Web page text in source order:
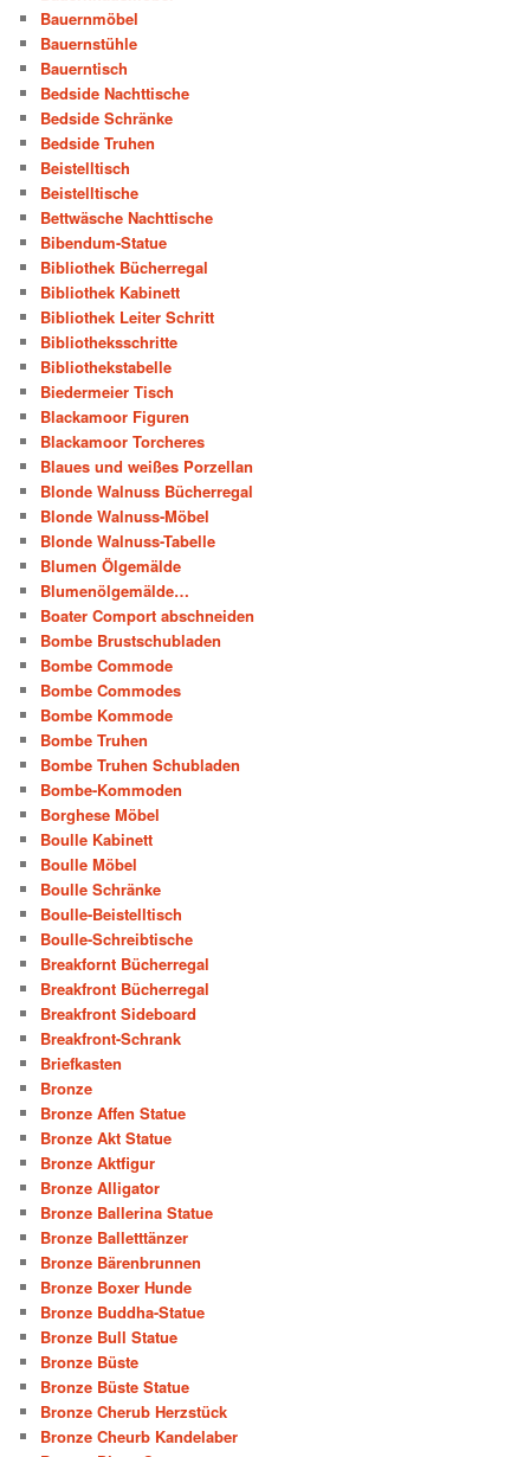
Bauernmöbel
Bauernstühle
Bauerntisch
Bedside Nachttische
Bedside Schränke
Bedside Truhen
Beistelltisch
Beistelltische
Bettwäsche Nachttische
Bibendum-Statue
Bibliothek Bücherregal
Bibliothek Kabinett
Bibliothek Leiter Schritt
Bibliotheksschritte
Bibliothekstabelle
Biedermeier Tisch
Blackamoor Figuren
Blackamoor Torcheres
Blaues und weißes Porzellan
Blonde Walnuss Bücherregal
Blonde Walnuss-Möbel
Blonde Walnuss-Tabelle
Blumen Ölgemälde
Blumenölgemälde…
Boater Comport abschneiden
Bombe Brustschubladen
Bombe Commode
Bombe Commodes
Bombe Kommode
Bombe Truhen
Bombe Truhen Schubladen
Bombe-Kommoden
Borghese Möbel
Boulle Kabinett
Boulle Möbel
Boulle Schränke
Boulle-Beistelltisch
Boulle-Schreibtische
Breakfornt Bücherregal
Breakfront Bücherregal
Breakfront Sideboard
Breakfront-Schrank
Briefkasten
Bronze
Bronze Affen Statue
Bronze Akt Statue
Bronze Aktfigur
Bronze Alligator
Bronze Ballerina Statue
Bronze Balletttänzer
Bronze Bärenbrunnen
Bronze Boxer Hunde
Bronze Buddha-Statue
Bronze Bull Statue
Bronze Büste
Bronze Büste Statue
Bronze Cherub Herzstück
Bronze Cheurb Kandelaber